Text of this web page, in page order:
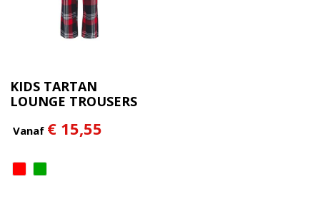
KIDS TARTAN
LOUNGE TROUSERS
Vanaf € 15,55